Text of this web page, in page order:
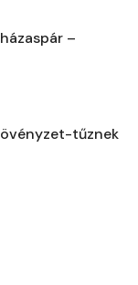
–
tűznek